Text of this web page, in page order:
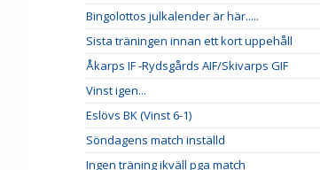
Bingolottos julkalender är här.....
Sista träningen innan ett kort uppehåll
Åkarps IF -Rydsgårds AIF/Skivarps GIF
Vinst igen...
Eslövs BK (Vinst 6-1)
Söndagens match inställd
Ingen träning ikväll pga match